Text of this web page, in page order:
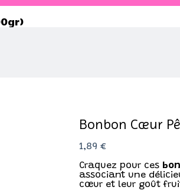
Bonbon Cœur
1,89 €
Craquez pour ces
associant une
cœur et leur goût